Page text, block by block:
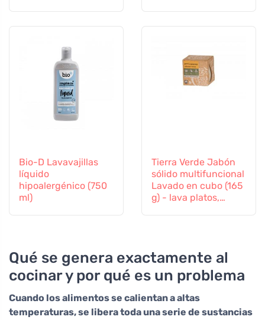
Bio-D Lavavajillas
líquido
hipoalergénico (750
ml)
Tierra Verde Jabón
sólido multifuncional
Lavado en cubo (165
g) - lava platos,
Qué se genera exactamente al
cocinar y por qué es un problema
Cuando los alimentos se calientan a altas
temperaturas, se libera toda una serie de sustancias